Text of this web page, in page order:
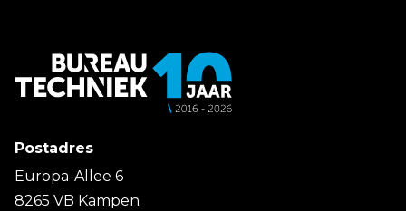
Postadres
Europa-Allee 6
8265 VB Kampen